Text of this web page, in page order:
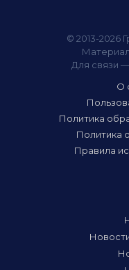
© 2013-2026
Для связи —
О
Политика
Политика
Правила